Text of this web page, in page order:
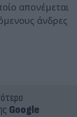
απονέμεται
άνδρες
Google